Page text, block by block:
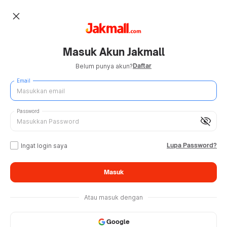
close
Masuk Akun Jakmall
Belum punya akun?Daftar
Email
visibility_off
Password
Ingat login saya Lupa Password?
Masuk
Atau masuk dengan
Google